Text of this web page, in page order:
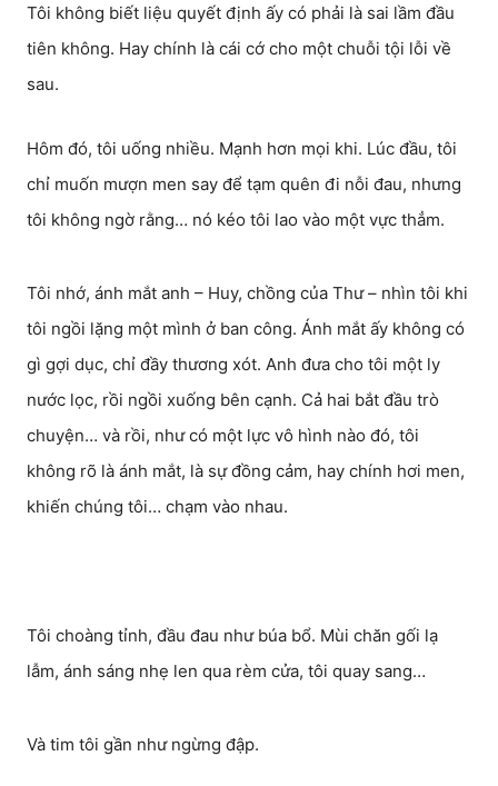
Tôi không biết liệu quyết định ấy có phải là sai lầm đầu
tiên không. Hay chính là cái cớ cho một chuỗi tội lỗi về
sau.
Hôm đó, tôi uống nhiều. Mạnh hơn mọi khi. Lúc đầu, tôi
chỉ muốn mượn men say để tạm quên đi nỗi đau, nhưng
tôi không ngờ rằng… nó kéo tôi lao vào một vực thẳm.
Tôi nhớ, ánh mắt anh – Huy, chồng của Thư – nhìn tôi khi
tôi ngồi lặng một mình ở ban công. Ánh mắt ấy không có
gì gợi dục, chỉ đầy thương xót. Anh đưa cho tôi một ly
nước lọc, rồi ngồi xuống bên cạnh. Cả hai bắt đầu trò
chuyện… và rồi, như có một lực vô hình nào đó, tôi
không rõ là ánh mắt, là sự đồng cảm, hay chính hơi men,
khiến chúng tôi… chạm vào nhau.
Tôi choàng tỉnh, đầu đau như búa bổ. Mùi chăn gối lạ
lẫm, ánh sáng nhẹ len qua rèm cửa, tôi quay sang…
Và tim tôi gần như ngừng đập.